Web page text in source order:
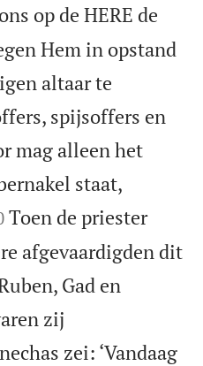
op de HERE de
Hem in opstand
altaar te
spijsoffers en
mag alleen het
staat,
Toen de priester
afgevaardigden dit
Gad en
zij
zei: ‘Vandaag